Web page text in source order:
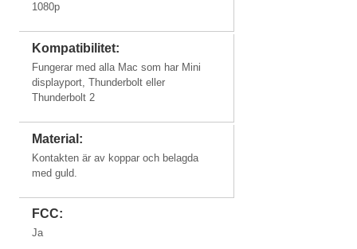
1080p
Kompatibilitet:
Fungerar med alla Mac som har Mini
displayport, Thunderbolt eller
Thunderbolt 2
Material:
Kontakten är av koppar och belagda
med guld.
FCC:
Ja